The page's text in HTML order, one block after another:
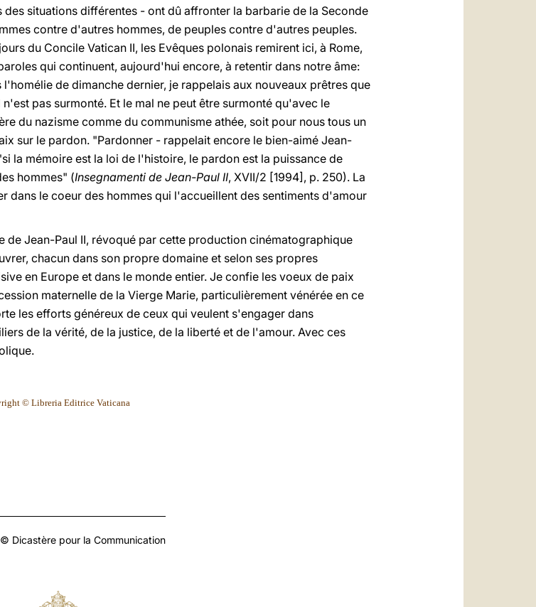
situations différentes - ont dû affronter la barbarie de la Seconde
contre d'autres hommes, de peuples contre d'autres peuples.
du Concile Vatican II, les Evêques polonais remirent ici, à Rome,
qui continuent, aujourd'hui encore, à retentir dans notre âme:
de dimanche dernier, je rappelais aux nouveaux prêtres que
pas surmonté. Et le mal ne peut être surmonté qu'avec le
du nazisme comme du communisme athée, soit pour nous tous un
sur le pardon. "Pardonner - rappelait encore le bien-aimé Jean-
la mémoire est la loi de l'histoire, le pardon est la puissance de
hommes" (Insegnamenti de Jean-Paul II, XVII/2 [1994], p. 250). La
dans le coeur des hommes qui l'accueillent des sentiments d'amour
de Jean-Paul II, révoqué par cette production cinématographique
chacun dans son propre domaine et selon ses propres
en Europe et dans le monde entier. Je confie les voeux de paix
maternelle de la Vierge Marie, particulièrement vénérée en ce
les efforts généreux de ceux qui veulent s'engager dans
de la vérité, de la justice, de la liberté et de l'amour. Avec ces
© Libreria Editrice Vaticana
Dicastère pour la Communication